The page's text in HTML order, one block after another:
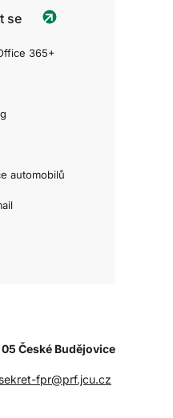
se
365+
automobilů
České Budějovice
sekret-fpr@prf.jcu.cz